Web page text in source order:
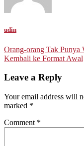
udin
Post
navigation
Orang-orang Tak Punya
Kembali ke Format Awal
Leave a Reply
Your email address will
marked *
Comment *